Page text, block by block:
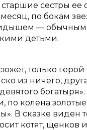
сестры ее
по бокам
—
детьми.
только герой
из ничего,
по колена
В сказке виден
котят, щенков